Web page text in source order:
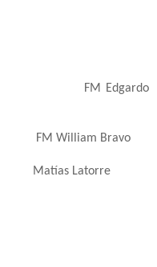
FM Edgardo
FM William Bravo
Matías Latorre